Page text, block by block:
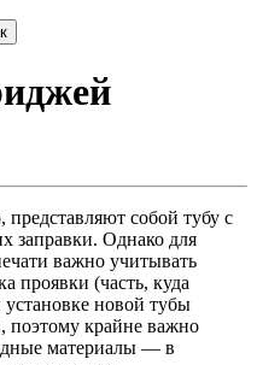
собой тубу с
заправки. Однако для
важно учитывать
проявки (часть, куда
установке новой тубы
поэтому крайне важно
материалы — в